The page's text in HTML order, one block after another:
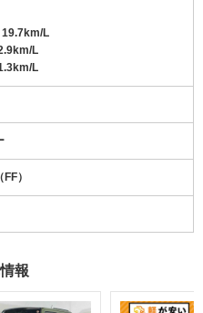
19.7km/L
L
L
）
報